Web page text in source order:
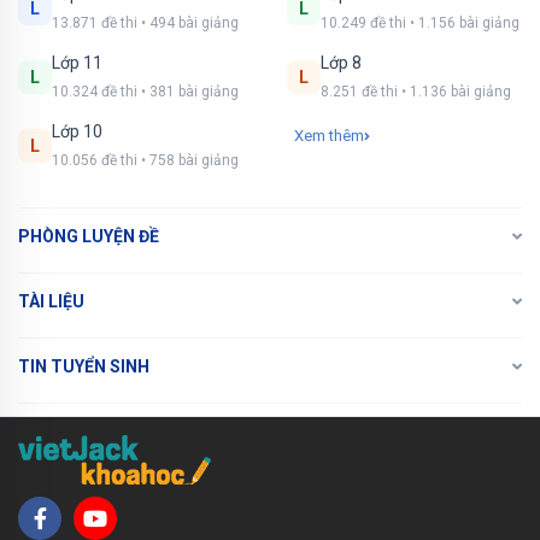
L
13.871 đề thi • 494 bài giảng
L
Lớp 11
10.324 đề thi • 381 bài giảng
L
Lớp 10
10.056 đề thi • 758 bài giảng
L
10.249 đề thi • 1.156 bài giảng
L
Lớp 8
8.251 đề thi • 1.136 bài giảng
Xem thêm
PHÒNG LUYỆN ĐỀ
TÀI LIỆU
TIN TUYỂN SINH